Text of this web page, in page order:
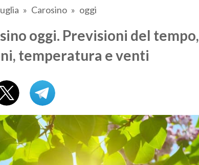
Carosino oggi
oggi. Previsioni del tempo,
temperatura e venti